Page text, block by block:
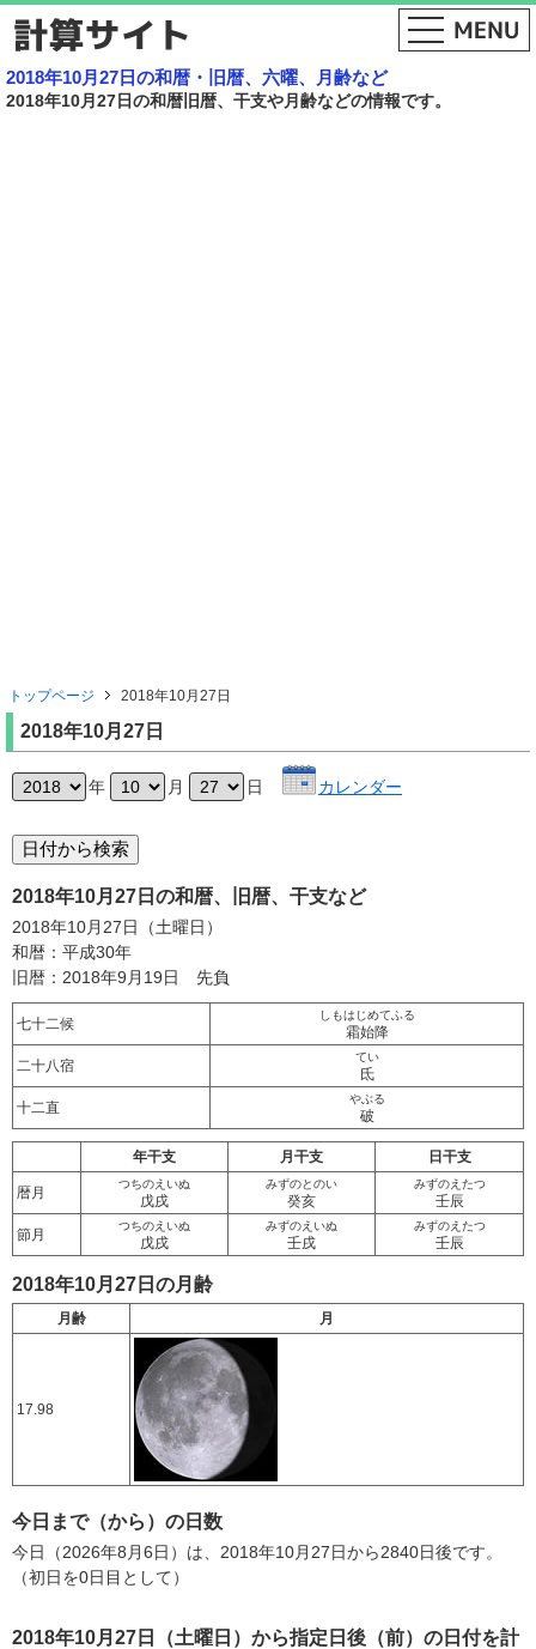
2018年10月27日の和暦・旧暦、六曜、月齢など
2018年10月27日の和暦旧暦、干支や月齢などの情報です。
トップページ 2018年10月27日
2018年10月27日
年 月 日 カレンダー
2018年10月27日の和暦、旧暦、干支など
2018年10月27日（土曜日）
和暦：平成30年
旧暦：2018年9月19日 先負
七十二候
しもはじめてふる
霜始降
二十八宿
てい
氐
十二直
やぶる
破
年干支 月干支 日干支
暦月
つちのえいぬ
戊戌
みずのとのい
癸亥
みずのえたつ
壬辰
節月
つちのえいぬ
戊戌
みずのえいぬ
壬戌
みずのえたつ
壬辰
2018年10月27日の月齢
月齢 月
17.98
今日まで（から）の日数
今日（2026年8月6日）は、2018年10月27日から2840日後です。
（初日を0日目として）
2018年10月27日（土曜日）から指定日後（前）の日付を計